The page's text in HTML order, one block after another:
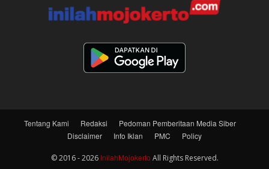
Tentang Kami Redaksi
Pedoman Pemberitaan Media Siber
Disclaimer
Info Iklan PMC Policy
© 2016 - 2026 InilahMojokerto All Rights Reserved.